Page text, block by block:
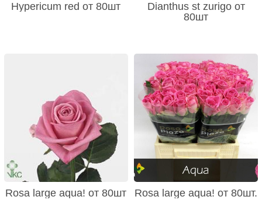
Hypericum red от 80шт
Dianthus st zurigo от
80шт
Rosa large aqua! от 80шт Rosa large aqua! от 80шт.